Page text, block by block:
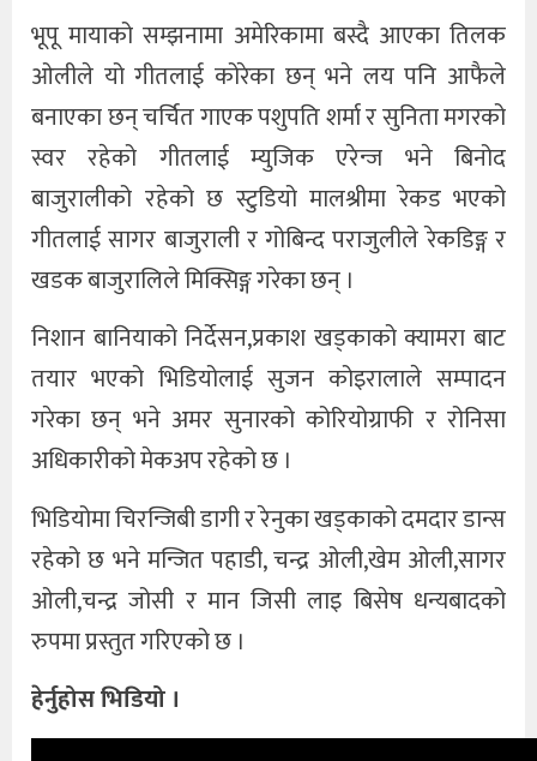
भूपू मायाको सम्झनामा अमेरिकामा बस्दै आएका तिलक
ओलीले यो गीतलाई कोरेका छन् भने लय पनि आफैले
बनाएका छन् चर्चित गाएक पशुपति शर्मा र सुनिता मगरको
स्वर रहेको गीतलाई म्युजिक एरेन्ज भने बिनोद
बाजुरालीको रहेको छ स्टुडियो मालश्रीमा रेकड भएको
गीतलाई सागर बाजुराली र गोबिन्द पराजुलीले रेकडिङ्ग र
खडक बाजुरालिले मिक्सिङ्ग गरेका छन् ।
निशान बानियाको निर्देसन,प्रकाश खड्काको क्यामरा बाट
तयार भएको भिडियोलाई सुजन कोइरालाले सम्पादन
गरेका छन् भने अमर सुनारको कोरियोग्राफी र रोनिसा
अधिकारीको मेकअप रहेको छ ।
भिडियोमा चिरन्जिबी डागी र रेनुका खड्काको दमदार डान्स
रहेको छ भने मन्जित पहाडी, चन्द्र ओली,खेम ओली,सागर
ओली,चन्द्र जोसी र मान जिसी लाइ बिसेष धन्यबादको
रुपमा प्रस्तुत गरिएको छ ।
हेर्नुहोस भिडियो ।